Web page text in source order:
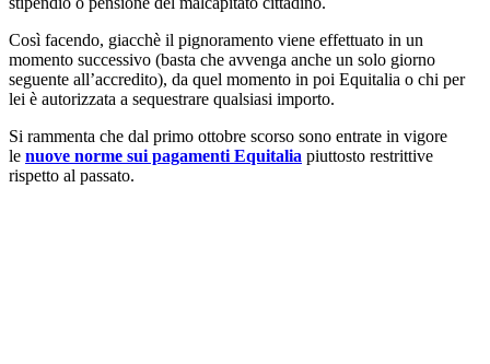
Così facendo, giacchè il pignoramento viene effettuato in un
momento successivo (basta che avvenga anche un solo giorno
seguente all’accredito), da quel momento in poi Equitalia o chi per
lei è autorizzata a sequestrare qualsiasi importo.
Si rammenta che dal primo ottobre scorso sono entrate in vigore
le nuove norme sui pagamenti Equitalia piuttosto restrittive
rispetto al passato.